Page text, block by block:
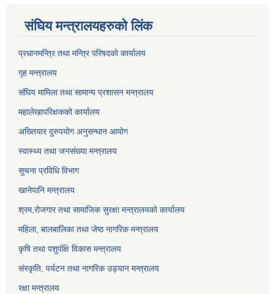
संघिय मन्त्र‍ालयहरुको लिंक
प्रधानमन्त्रि तथा मन्त्रि परिषदको कार्यालय
गृह मन्त्रालय
संघिय मामिला तथा सामान्य प्रशासन मन्त्रालय
महालेखापरिक्षकको कार्यालय
अख्तियार दुरुपयोग अनुसन्धान आयोग
स्वास्थ्य तथा जनसंख्या मन्त्रालय
सुचना प्रविधि विभाग
खानेपानि मन्त्रालय
श्रम,रोजगार तथा सामाजिक सुरक्षा मन्त्रालयको कार्यालय
महिला, बालबालिका तथा जेष्ठ नागरिक मन्त्रालय
कृषि तथा पशुपंक्षि विकास मन्त्रालय
संस्कृति, पर्यटन तथा नागरिक उड्‍यान मन्त्रालय
रक्षा मन्त्रालय